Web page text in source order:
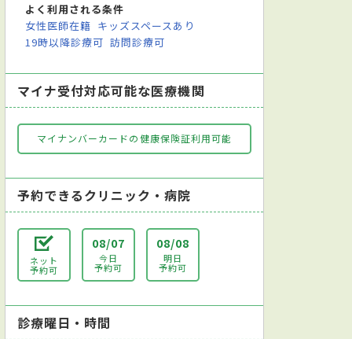
よく利用される条件
女性医師在籍 キッズスペースあり
19時以降診療可 訪問診療可
マイナ受付対応可能な医療機関
マイナンバーカードの健康保険証利用可能
予約できるクリニック・病院
ネット
予約可
08/07
今日
予約可
08/08
明日
予約可
診療曜日・時間